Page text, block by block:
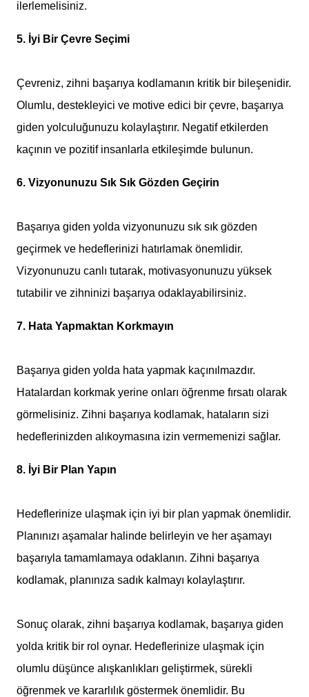
ilerlemelisiniz.
5. İyi Bir Çevre Seçimi
Çevreniz, zihni başarıya kodlamanın kritik bir bileşenidir.
Olumlu, destekleyici ve motive edici bir çevre, başarıya
giden yolculuğunuzu kolaylaştırır. Negatif etkilerden
kaçının ve pozitif insanlarla etkileşimde bulunun.
6. Vizyonunuzu Sık Sık Gözden Geçirin
Başarıya giden yolda vizyonunuzu sık sık gözden
geçirmek ve hedeflerinizi hatırlamak önemlidir.
Vizyonunuzu canlı tutarak, motivasyonunuzu yüksek
tutabilir ve zihninizi başarıya odaklayabilirsiniz.
7. Hata Yapmaktan Korkmayın
Başarıya giden yolda hata yapmak kaçınılmazdır.
Hatalardan korkmak yerine onları öğrenme fırsatı olarak
görmelisiniz. Zihni başarıya kodlamak, hataların sizi
hedeflerinizden alıkoymasına izin vermemenizi sağlar.
8. İyi Bir Plan Yapın
Hedeflerinize ulaşmak için iyi bir plan yapmak önemlidir.
Planınızı aşamalar halinde belirleyin ve her aşamayı
başarıyla tamamlamaya odaklanın. Zihni başarıya
kodlamak, planınıza sadık kalmayı kolaylaştırır.
Sonuç olarak, zihni başarıya kodlamak, başarıya giden
yolda kritik bir rol oynar. Hedeflerinize ulaşmak için
olumlu düşünce alışkanlıkları geliştirmek, sürekli
öğrenmek ve kararlılık göstermek önemlidir. Bu